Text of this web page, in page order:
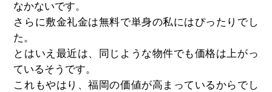
なかないです。
さらに敷金礼金は無料で単身の私にはぴったりでし
た。
とはいえ最近は、同じような物件でも価格は上がっ
ているそうです。
これもやはり、福岡の価値が高まっているからでし